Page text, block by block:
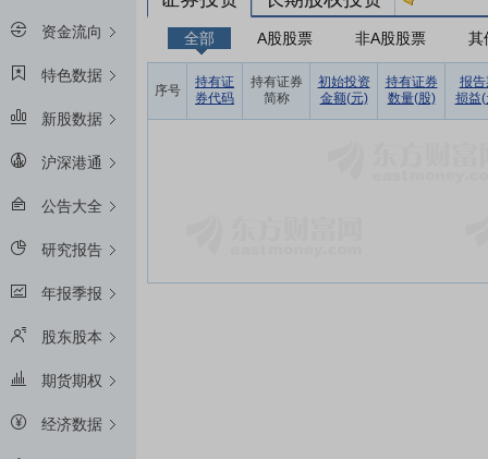
资金流向
特色数据
新股数据
沪深港通
公告大全
研究报告
年报季报
股东股本
期货期权
经济数据
全部 A股股票 非A股股票 其
序号
持有证
券代码
持有证券
简称
初始投资
金额(元)
持有证券
数量(股)
报告
损益(